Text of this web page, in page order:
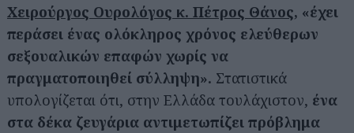
Χειρούργος Ουρολόγος κ. Πέτρος Θάνος, «έχει
περάσει ένας ολόκληρος χρόνος ελεύθερων
σεξουαλικών επαφών χωρίς να
πραγματοποιηθεί σύλληψη». Στατιστικά
υπολογίζεται ότι, στην Ελλάδα τουλάχιστον, ένα
στα δέκα ζευγάρια αντιμετωπίζει πρόβλημα